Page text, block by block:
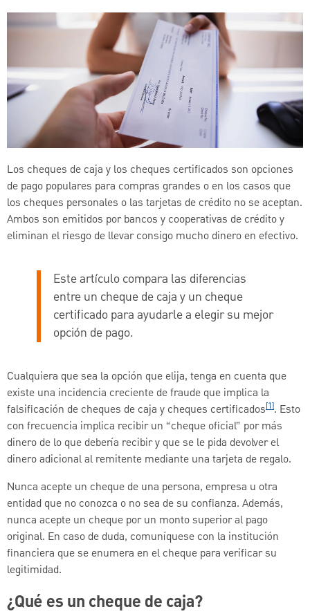
Los cheques de caja y los cheques certificados son opciones
de pago populares para compras grandes o en los casos que
los cheques personales o las tarjetas de crédito no se aceptan.
Ambos son emitidos por bancos y cooperativas de crédito y
eliminan el riesgo de llevar consigo mucho dinero en efectivo.
Este artículo compara las diferencias
entre un cheque de caja y un cheque
certificado para ayudarle a elegir su mejor
opción de pago.
Cualquiera que sea la opción que elija, tenga en cuenta que
existe una incidencia creciente de fraude que implica la
falsificación de cheques de caja y cheques certificados[1]. Esto
con frecuencia implica recibir un “cheque oficial” por más
dinero de lo que debería recibir y que se le pida devolver el
dinero adicional al remitente mediante una tarjeta de regalo.
Nunca acepte un cheque de una persona, empresa u otra
entidad que no conozca o no sea de su confianza. Además,
nunca acepte un cheque por un monto superior al pago
original. En caso de duda, comuníquese con la institución
financiera que se enumera en el cheque para verificar su
legitimidad.
¿Qué es un cheque de caja?